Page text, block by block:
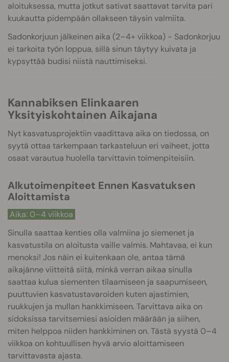
aloituksessa, mutta jotkut sativat saattavat tarvita pari
kuukautta pidempään ollakseen täysin valmiita.
Sadonkorjuun jälkeinen aika (2–4+ viikkoa) - Sadonkorjuu
ei tarkoita työn loppua, sillä sinun täytyy kuivata ja
kypsyttää budisi niistä nauttimiseksi.
Kannabiksen Elinkaaren
Yksityiskohtainen Aikajana
Nyt kasvatusprojektiin vaadittava aika on tiedossa, on
syytä ottaa tarkempaan tarkasteluun eri vaiheet, jotta
osaat varautua huolella tarvittavin toimenpiteisiin.
Alkutoimenpiteet Ennen Kasvatuksen
Aloittamista
Aika: 0–4 viikkoa
Sinulla saattaa kenties olla valmiina jo siemenet ja
kasvatustila on aloitusta vaille valmis. Mahtavaa, ei kun
menoksi! Jos näin ei kuitenkaan ole, antaa tämä
aikajänne viitteitä siitä, minkä verran aikaa sinulla
saattaa kulua siementen tilaamiseen ja saapumiseen,
puuttuvien kasvatustavaroiden kuten ajastimien,
ruukkujen ja mullan hankkimiseen. Tarvittava aika on
sidoksissa tarvitsemiesi asioiden määrään ja siihen,
miten helppoa niiden hankkiminen on. Tästä syystä 0–4
viikkoa on kohtuullisen hyvä arvio aloittamiseen
tarvittavasta ajasta.